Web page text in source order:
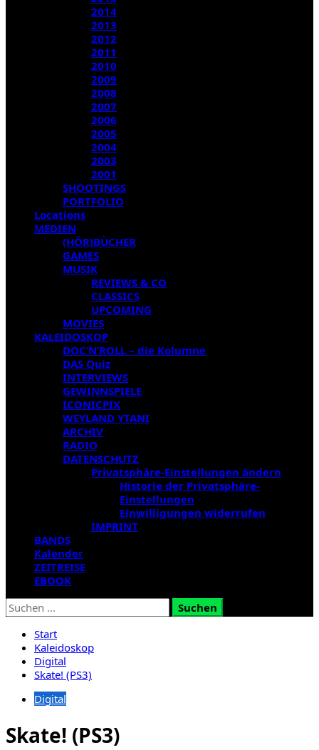
2014
2013
2012
2011
2010
2009
2008
2007
2006
2005
2004
2003
2001
SHOOTINGS
PORTFOLIO
Locations
MEDIEN
(HÖR)BÜCHER
GAMES
MUSIK
REVIEWS & CO
CLASSICS
UPCOMING
MOVIES
KALEIDOSKOP
DOC’N’ROLL – die Kolumne
DAS Quiz
INTERVIEWS
GEWINNSPIELE
ICONICPIX
WEYLAND YTANI
ARCHIV
RADIO
DATENSCHUTZ
Privatsphäre-Einstellungen ändern
Historie der Privatsphäre-
Einstellungen
Einwilligungen widerrufen
IMPRINT
BANDS
Kalender
ZEITREISE
EBOOK
Suchen
nach:
Start
Kaleidoskop
Digital
Skate! (PS3)
Digital
Skate! (PS3)